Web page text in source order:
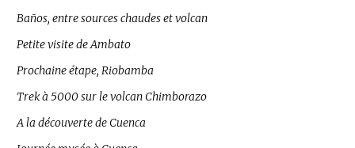
Baños, entre sources chaudes et volcan
Petite visite de Ambato
Prochaine étape, Riobamba
Trek à 5000 sur le volcan Chimborazo
A la découverte de Cuenca